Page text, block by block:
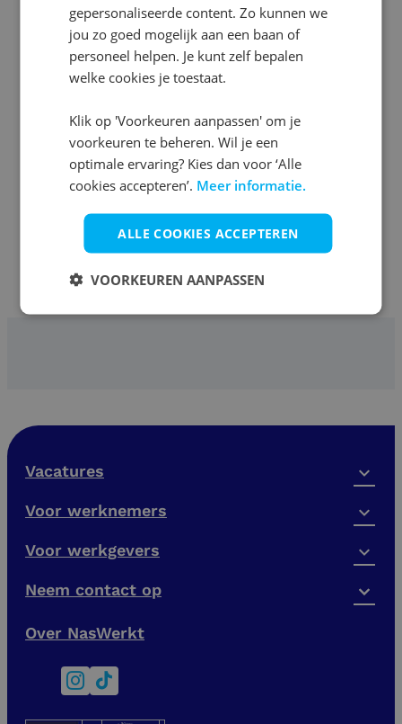
Vacatures
Voor werknemers
Voor werkgevers
Neem contact op
Over NasWerkt
gepersonaliseerde content. Zo kunnen we
jou zo goed mogelijk aan een baan of
personeel helpen. Je kunt zelf bepalen
welke cookies je toestaat.
Klik op 'Voorkeuren aanpassen' om je
voorkeuren te beheren. Wil je een
optimale ervaring? Kies dan voor ‘Alle
cookies accepteren’. Meer informatie.
ALLE COOKIES ACCEPTEREN
VOORKEUREN AANPASSEN